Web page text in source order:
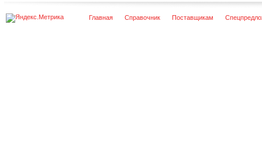
Главная Справочник Поставщикам